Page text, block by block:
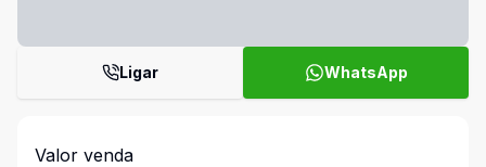
Ligar WhatsApp
Valor venda